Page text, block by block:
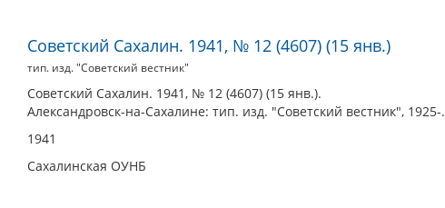
Советский Сахалин. 1941, № 12 (4607) (15 янв.)
тип. изд. "Советский вестник"
Советский Сахалин. 1941, № 12 (4607) (15 янв.).
Александровск-на-Сахалине: тип. изд. "Советский вестник", 1925-.
1941
Сахалинская ОУНБ